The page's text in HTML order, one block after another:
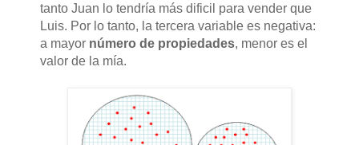
tanto Juan lo tendría más dificil para vender que
Luis. Por lo tanto, la tercera variable es negativa:
a mayor número de propiedades, menor es el
valor de la mía.